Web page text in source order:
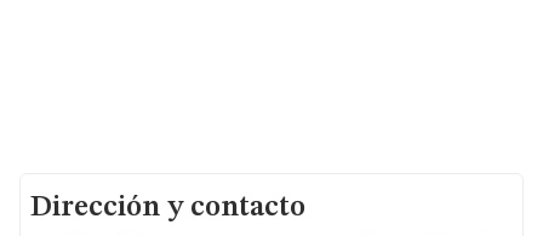
Dirección y contacto